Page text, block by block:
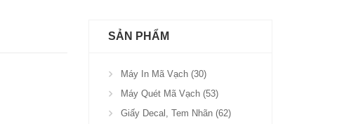
SẢN PHẨM
Máy In Mã Vạch (30)
Máy Quét Mã Vạch (53)
Giấy Decal, Tem Nhãn (62)